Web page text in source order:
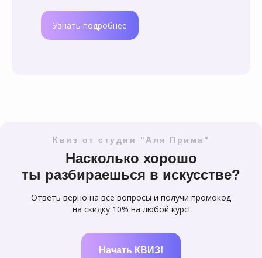
Узнать подробнее
Квиз от студии "Аля Прима"
Насколько хорошо
ты разбираешься в искусстве?
Ответь верно на все вопросы и получи промокод
на скидку 10% на любой курс!
Начать КВИЗ!